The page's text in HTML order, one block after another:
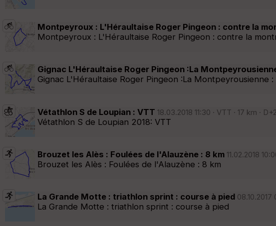
Montpeyroux : L'Héraultaise Roger Pingeon : contre la
Montpeyroux : L'Héraultaise Roger Pingeon : contre la
Gignac L'Héraultaise Roger Pingeon :La
Gignac L'Héraultaise Roger Pingeon :La Montpeyrousienne :
Vétathlon S de Loupian : VTT 18.03.2018 11:30 · VTT · 17 km ·
Vétathlon S de Loupian 2018: VTT
Brouzet les Alès : Foulées de l'Alauzène : 8 km 11.02.2018
Brouzet les Alès : Foulées de l'Alauzène : 8 km
La Grande Motte : triathlon sprint : course à pied 08.10.2017
La Grande Motte : triathlon sprint : course à pied